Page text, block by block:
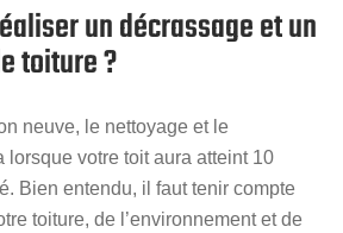
un décrassage et un
toiture ?
neuve, le nettoyage et le
lorsque votre toit aura atteint 10
Bien entendu, il faut tenir compte
toiture, de l’environnement et de